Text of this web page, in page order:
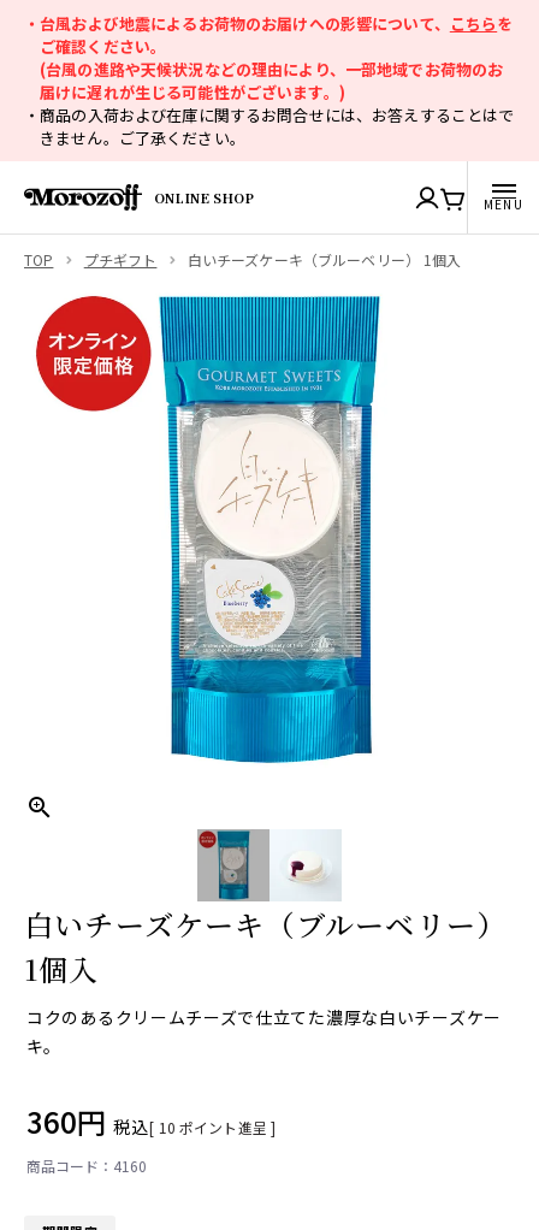
・台風および地震によるお荷物のお届けへの影響について、 こちらを
ご確認ください。
(台風の進路や天候状況などの理由により、一部地域でお荷物のお
届けに遅れが生じる可能性がございます。)
・商品の入荷および在庫に関するお問合せには、お答えすることはで
きません。ご了承ください。
ONLINE SHOP
TOP プチギフト 白いチーズケーキ（ブルーベリー） 1個入
白いチーズケーキ（ブルーベリー）
1個入
コクのあるクリームチーズで仕立てた濃厚な白いチーズケー
キ。
360 税込[ 10 ポイント進呈 ]
4160